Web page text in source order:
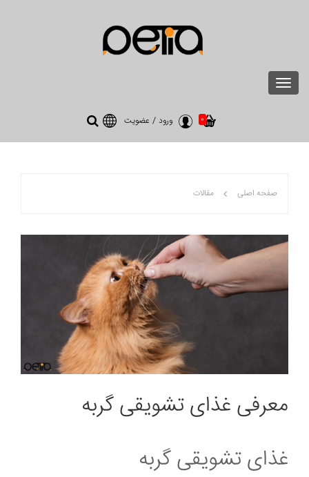
Toggle
navigation
0 ورود / عضویت
صفحه اصلی مقالات
معرفی غذای تشویقی گربه
غذای تشویقی گربه